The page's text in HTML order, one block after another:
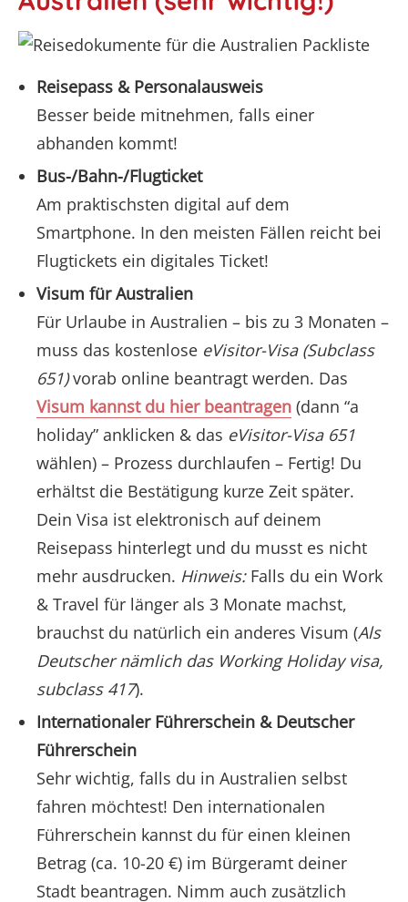
Reisepass & Personalausweis
Besser beide mitnehmen, falls einer
abhanden kommt!
Bus-/Bahn-/Flugticket
Am praktischsten digital auf dem
Smartphone. In den meisten Fällen reicht bei
Flugtickets ein digitales Ticket!
Visum für Australien
Für Urlaube in Australien – bis zu 3 Monaten –
muss das kostenlose eVisitor-Visa (Subclass
651)vorab online beantragt werden. Das
Visum kannst du hier beantragen (dann “a
holiday” anklicken & das eVisitor-Visa 651
wählen) – Prozess durchlaufen – Fertig! Du
erhältst die Bestätigung kurze Zeit später.
Dein Visa ist elektronisch auf deinem
Reisepass hinterlegt und du musst es nicht
mehr ausdrucken. Hinweis:Falls du ein Work
& Travel für länger als 3 Monate machst,
brauchst du natürlich ein anderes Visum (Als
Deutscher nämlich das Working Holiday visa,
subclass 417).
Internationaler Führerschein & Deutscher
Führerschein
Sehr wichtig, falls du in Australien selbst
fahren möchtest! Den internationalen
Führerschein kannst du für einen kleinen
Betrag (ca. 10-20 €) im Bürgeramt deiner
Stadt beantragen. Nimm auch zusätzlich